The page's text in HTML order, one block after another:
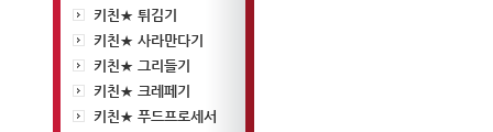
키친★ 튀김기
키친★ 사라만다기
키친★ 그리들기
키친★ 크레페기
키친★ 푸드프로세서